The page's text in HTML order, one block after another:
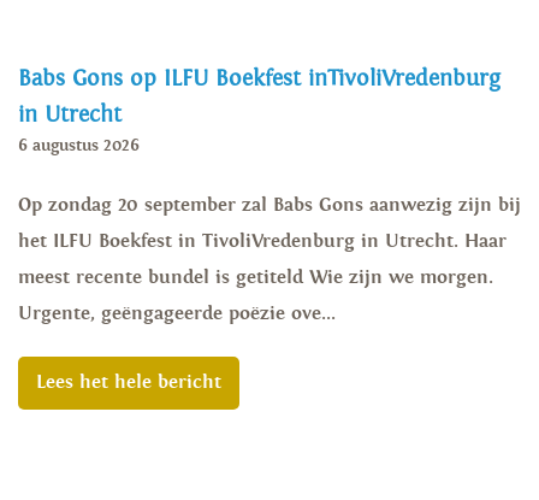
Babs Gons op ILFU Boekfest inTivoliVredenburg
in Utrecht
6 augustus 2026
Op zondag 20 september zal Babs Gons aanwezig zijn bij
het ILFU Boekfest in TivoliVredenburg in Utrecht. Haar
meest recente bundel is getiteld Wie zijn we morgen.
Urgente, geëngageerde poëzie ove...
Lees het hele bericht